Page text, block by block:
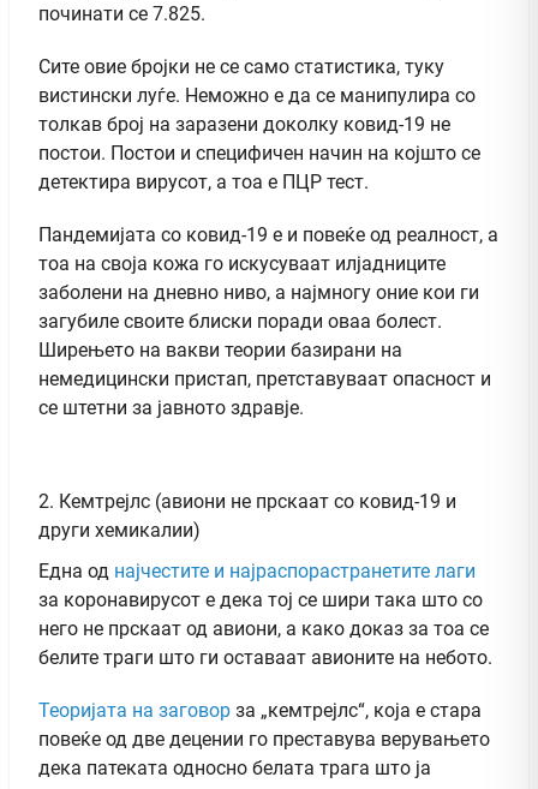
починати се 7.825.
Сите овие бројки не се само статистика, туку
вистински луѓе. Неможно е да се манипулира со
толкав број на заразени доколку ковид-19 не
постои. Постои и специфичен начин на којшто се
детектира вирусот, а тоа е ПЦР тест.
Пандемијата со ковид-19 е и повеќе од реалност, а
тоа на своја кожа го искусуваат илјадниците
заболени на дневно ниво, а најмногу оние кои ги
загубиле своите блиски поради оваа болест.
Ширењето на вакви теории базирани на
немедицински пристап, претставуваат опасност и
се штетни за јавното здравје.
2. Кемтрејлс (авиони не прскаат со ковид-19 и
други хемикалии)
Една од најчестите и најраспорастранетите лаги
за коронавирусот е дека тој се шири така што со
него не прскаат од авиони, а како доказ за тоа се
белите траги што ги оставаат авионите на небото.
Теоријата на заговор за „кемтрејлс“, која е стара
повеќе од две децении го преставува верувањето
дека патеката односно белата трага што ја